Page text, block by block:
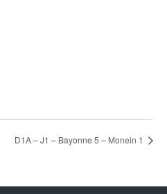
D1A – J1 – Bayonne 5 – Monein 1